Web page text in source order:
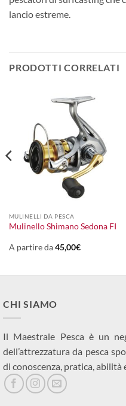
lancio estreme.
PRODOTTI CORRELATI
MULINELLI DA PESCA
Mulinello Shimano Sedona FI
A partire da45,00€
CHI SIAMO
Il Maestrale Pesca è un
dell’attrezzatura da pesca
di conoscenza, pratica,